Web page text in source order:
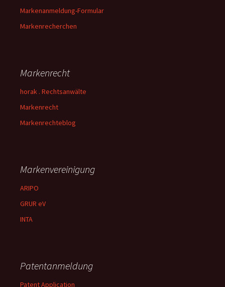
Markenanmeldung-Formular
Markenrecherchen
Markenrecht
horak . Rechtsanwälte
Markenrecht
Markenrechteblog
Markenvereinigung
ARIPO
GRUR eV
INTA
Patentanmeldung
Patent Application